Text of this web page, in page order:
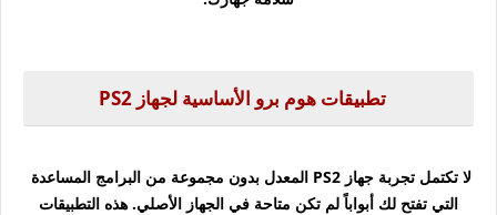
تطبيقات هوم برو الأساسية لجهاز PS2
لا تكتمل تجربة جهاز PS2 المعدل بدون مجموعة من البرامج المساعدة
التي تفتح لك أبواباً لم تكن متاحة في الجهاز الأصلي. هذه التطبيقات